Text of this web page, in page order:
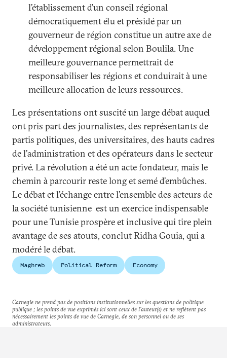
l’établissement d’un conseil régional
démocratiquement élu et présidé par un
gouverneur de région constitue un autre axe de
développement régional selon Boulila. Une
meilleure gouvernance permettrait de
responsabiliser les régions et conduirait à une
meilleure allocation de leurs ressources.
Les présentations ont suscité un large débat auquel
ont pris part des journalistes, des représentants de
partis politiques, des universitaires, des hauts cadres
de l’administration et des opérateurs dans le secteur
privé. La révolution a été un acte fondateur, mais le
chemin à parcourir reste long et semé d’embûches.
Le débat et l’échange entre l’ensemble des acteurs de
la société tunisienne est un exercice indispensable
pour une Tunisie prospère et inclusive qui tire plein
avantage de ses atouts, conclut Ridha Gouia, qui a
modéré le débat.
Maghreb Political Reform Economy
Carnegie ne prend pas de positions institutionnelles sur les questions de politique
publique ; les points de vue exprimés ici sont ceux de l'auteur(s) et ne reflètent pas
nécessairement les points de vue de Carnegie, de son personnel ou de ses
administrateurs.